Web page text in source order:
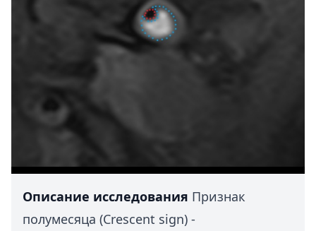
Описание исследования Признак
полумесяца (Crescent sign) -